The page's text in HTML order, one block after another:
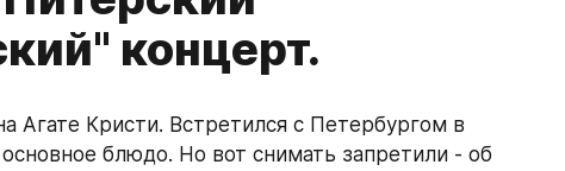
концерт.
Агате Кристи. Встретился с Петербургом в
блюдо. Но вот снимать запретили - об